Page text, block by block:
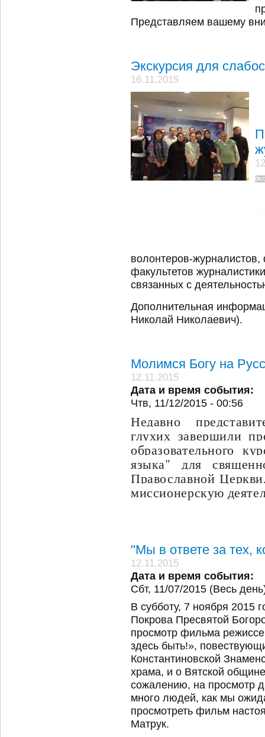
Представляем вашему
Экскурсия для
16.11.2015
волонтеров-журналистов,
факультетов
связанных с
Дополнительная
Николай Николаевич).
Молимся Богу на
12.11.2015
Дата и время события:
Чтв, 11/12/2015 - 00:56
Недавно
глухих завершили
образовательного
языка" для
Православной
миссионерскую
"Мы в ответе за тех,
12.11.2015
Дата и время события:
Сбт, 11/07/2015 (Весь
В субботу, 7 ноября 2015
Покрова Пресвятой
просмотр фильма
здесь быть!»,
Константиновской
храма, и о Вятской
сожалению, на просмотр
много людей, как мы
просмотреть фильм
Матрук.